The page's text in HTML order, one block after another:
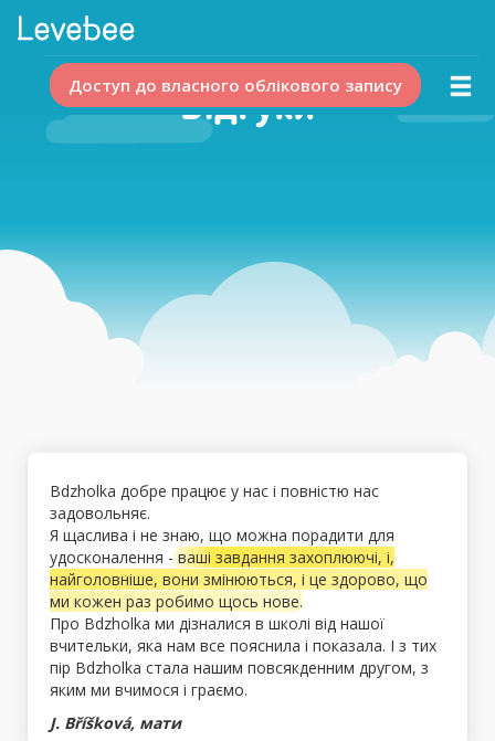
Доступ до власного облікового запису
Відгуки
Bdzholka добре працює у нас і повністю нас
задовольняє.
Я щаслива і не знаю, що можна порадити для
удосконалення -ваші завдання захоплюючі, і,
найголовніше, вони змінюються, і це здорово, що
ми кожен раз робимо щось нове.
Про Bdzholka ми дізналися в школі від нашої
вчительки, яка нам все пояснила і показала. І з тих
пір Bdzholka стала нашим повсякденним другом, з
яким ми вчимося і граємо.
J. Bříšková, мати